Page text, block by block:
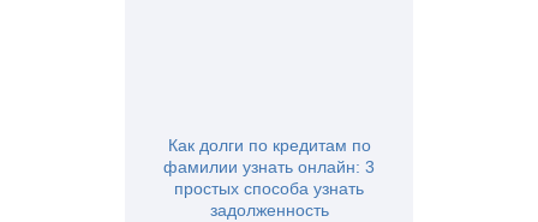
Как долги по кредитам по
фамилии узнать онлайн: 3
простых способа узнать
задолженность